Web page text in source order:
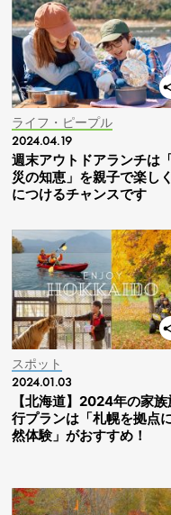
ライフ・ピープル
2024.04.19
週末アウトドアランチは
災の知恵」を親子で楽し
につけるチャンスです
スポット
2024.01.03
【北海道】2024年の家族
行プランは「札幌を拠点
然体験」がおすすめ！